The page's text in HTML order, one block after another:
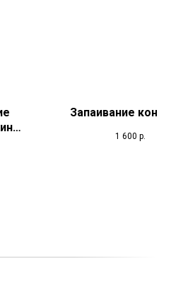
Запаивание
1 600 р.